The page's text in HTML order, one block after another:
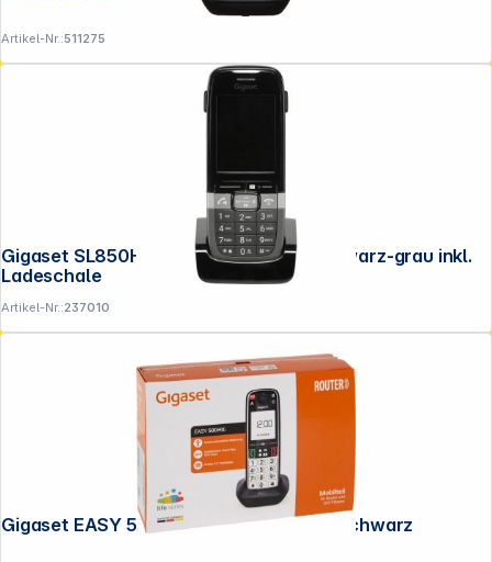
Artikel-Nr.:511275
Gigaset SL850H Pro DECT-Telefon schwarz-grau inkl.
Ladeschale
Artikel-Nr.:237010
Gigaset EASY 500HX Seniorentelefon schwarz
Folgen Sie uns auf